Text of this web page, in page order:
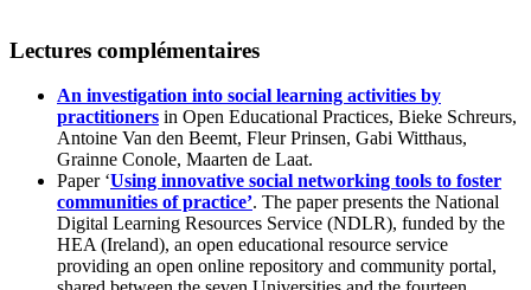
Lectures complémentaires
An investigation into social learning activities by
practitioners in Open Educational Practices, Bieke Schreurs,
Antoine Van den Beemt, Fleur Prinsen, Gabi Witthaus,
Grainne Conole, Maarten de Laat.
Paper ‘Using innovative social networking tools to foster
communities of practice’. The paper presents the National
Digital Learning Resources Service (NDLR), funded by the
HEA (Ireland), an open educational resource service
providing an open online repository and community portal,